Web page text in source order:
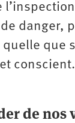
danger,
que
conscient.
de nos